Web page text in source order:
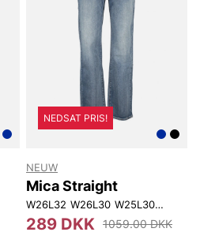
NEDSAT PRIS!
NEUW
Mica Straight
W26L32 W26L30 W25L30 W31L32
289 DKK 1059.00 DKK